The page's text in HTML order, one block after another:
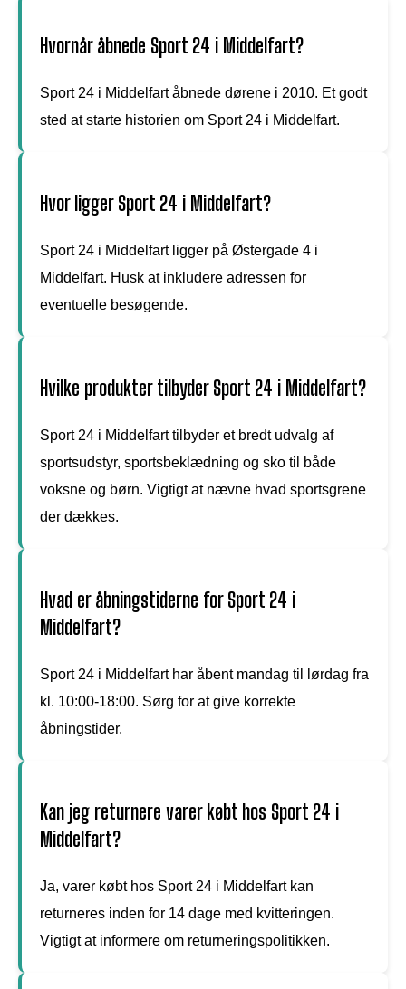
Hvornår åbnede Sport 24 i Middelfart?
Sport 24 i Middelfart åbnede dørene i 2010. Et godt
sted at starte historien om Sport 24 i Middelfart.
Hvor ligger Sport 24 i Middelfart?
Sport 24 i Middelfart ligger på Østergade 4 i
Middelfart. Husk at inkludere adressen for
eventuelle besøgende.
Hvilke produkter tilbyder Sport 24 i Middelfart?
Sport 24 i Middelfart tilbyder et bredt udvalg af
sportsudstyr, sportsbeklædning og sko til både
voksne og børn. Vigtigt at nævne hvad sportsgrene
der dækkes.
Hvad er åbningstiderne for Sport 24 i
Middelfart?
Sport 24 i Middelfart har åbent mandag til lørdag fra
kl. 10:00-18:00. Sørg for at give korrekte
åbningstider.
Kan jeg returnere varer købt hos Sport 24 i
Middelfart?
Ja, varer købt hos Sport 24 i Middelfart kan
returneres inden for 14 dage med kvitteringen.
Vigtigt at informere om returneringspolitikken.